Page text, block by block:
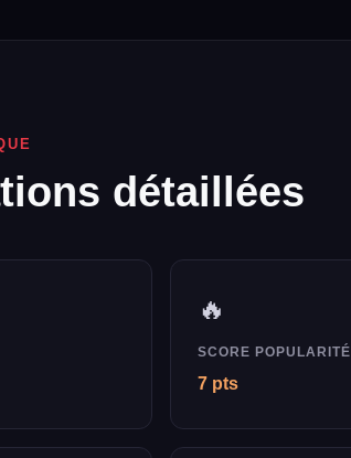
détaillées
🔥
SCORE POPULARITÉ
7 pts